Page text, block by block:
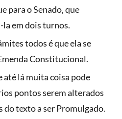
para o Senado, que
em dois turnos.
todos é que ela se
Constitucional.
até lá muita coisa pode
pontos serem alterados
do texto a ser Promulgado.